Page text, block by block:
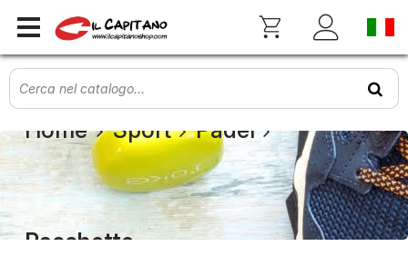
Home Sport Padel
Racchette